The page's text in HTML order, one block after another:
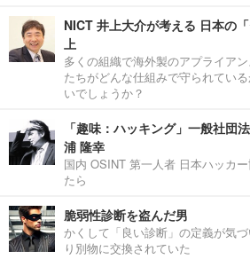
NICT 井上大介が考える 日本の
上
多くの組織で海外製のアプライア
たちがどんな仕組みで守られてい
いでしょうか？
「趣味：ハッキング」一般社団
浦 隆幸
国内 OSINT 第一人者 日本ハッカ
たら
脆弱性診断を盗んだ男
かくして「良い診断」の定義が気
り別物に交換されていた